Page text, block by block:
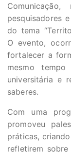
Comunicação,
pesquisadores
do tema
O evento,
fortalecer a
mesmo
universitária e
saberes.
Com uma
promoveu
práticas,
refletirem